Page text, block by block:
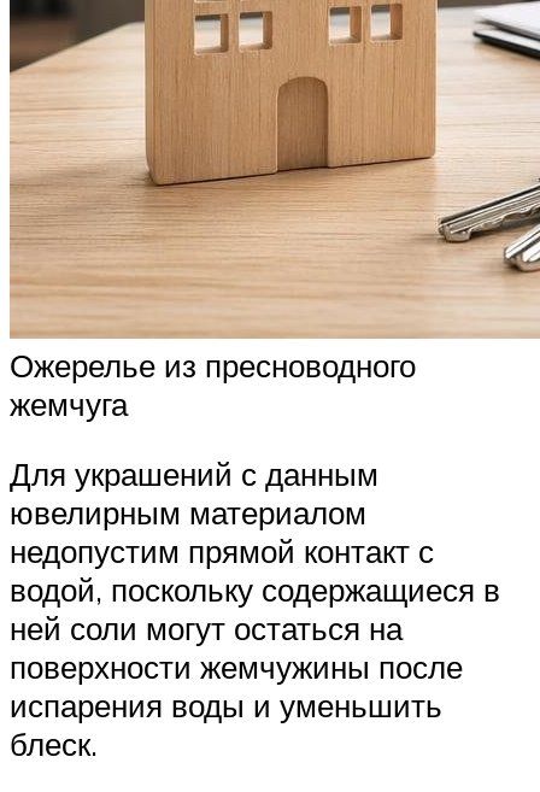
Ожерелье из пресноводного
жемчуга
Для украшений с данным
ювелирным материалом
недопустим прямой контакт с
водой, поскольку содержащиеся в
ней соли могут остаться на
поверхности жемчужины после
испарения воды и уменьшить
блеск.